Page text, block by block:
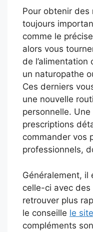
Pour obtenir
toujours
comme le
alors vous
de
un naturopathe
Ces derniers
une nouvelle
personnelle.
prescriptions
commander vos
professionnels,
Généralement, il
celle-ci avec
retrouver plus
le conseille le
compléments